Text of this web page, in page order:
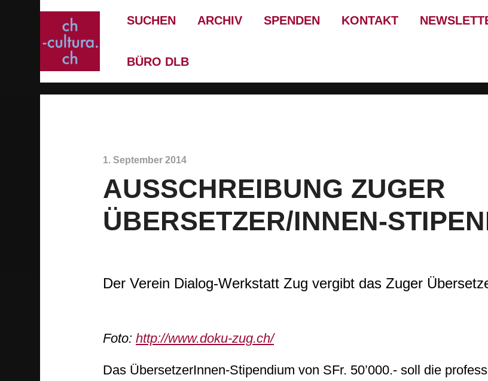
SUCHEN ARCHIV SPENDEN KONTAKT
BÜRO DLB
1. September 2014
AUSSCHREIBUNG ZUGER
ÜBERSETZER/INNEN-
Der Verein Dialog-Werkstatt Zug vergibt das Zuger
Foto: http://www.doku-zug.ch/
Das ÜbersetzerInnen-Stipendium von SFr. 50’000.- soll die